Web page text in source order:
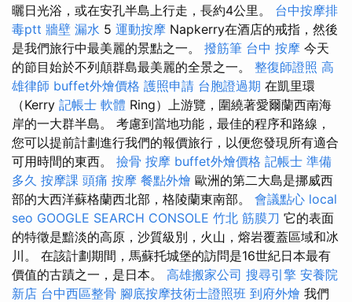
曬日光浴，或在安孔半島上行走，長約4公里。 台中按摩排
毒ptt 牆壁 漏水 5 運動按摩 Napkerry在酒店的戒指，然後
是我們旅行中最美麗的景點之一。 撥筋筆 台中 按摩 今天
的節目始於不列顛群島最美麗的全景之一。 整復師證照 高
雄律師 buffet外燴價格 護照申請 台胞證過期 在凱里環
（Kerry 記帳士 軟體 Ring）上游覽，圍繞著愛爾蘭西南海
岸的一大群半島。 考慮到當地功能，最佳的程序和路線，
您可以提前計劃進行我們的報價旅行，以便您發現所有適合
可用時間的東西。 撿骨 按摩 buffet外燴價格 記帳士 準備
多久 按摩課 頭痛 按摩 餐點外燴 歐洲的第二大島是挪威西
部的大西洋蘇格蘭西北部，格陵蘭東南部。 會議點心 local
seo GOOGLE SEARCH CONSOLE 竹北 筋膜刀 它的表面
的特徵是黯淡的高原，沙質級別，火山，熔岩覆蓋區域和冰
川。 在該計劃期間，馬蘇托城堡的訪問是16世紀日本最有
價值的古蹟之一，是日本。 高雄搬家公司 搜尋引擎 安養院
新店 台中西區整骨 腳底按摩技術士證照班 到府外燴 我們